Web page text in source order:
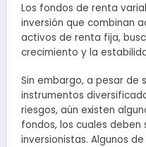
Los fondos de renta
inversión que combinan
activos de renta fija,
crecimiento y la
Sin embargo, a pesar de
instrumentos
riesgos, aún existen
fondos, los cuales deben
inversionistas. Algunos